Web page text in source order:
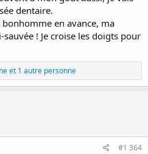
dentaire.
bonhomme en avance, ma
! Je croise les doigts pour
et 1 autre personne
#1 364